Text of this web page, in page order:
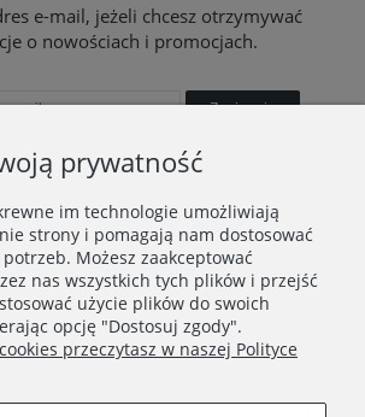
e-mail, jeżeli chcesz otrzymywać
o nowościach i promocjach.
Zapisz się
prywatność
im technologie umożliwiają
strony i pomagają nam dostosować
Możesz zaakceptować
nas wszystkich tych plików i przejść
użycie plików do swoich
opcję "Dostosuj zgody".
przeczytasz w naszej Polityce